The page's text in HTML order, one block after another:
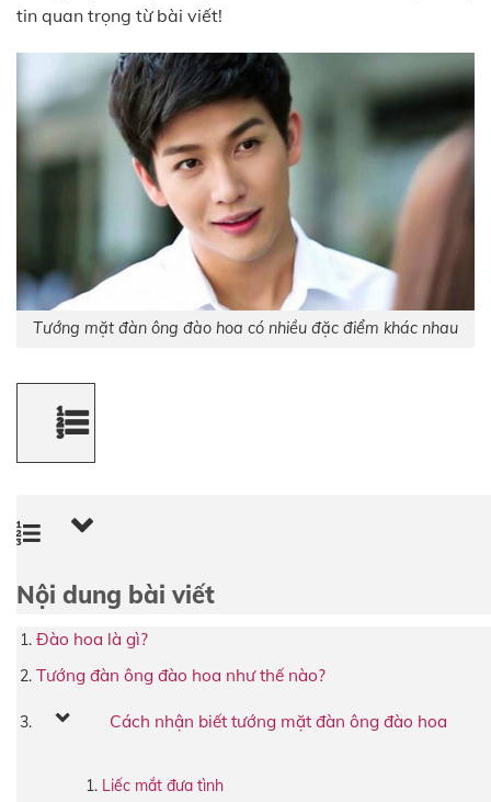
tin quan trọng từ bài viết!
Tướng mặt đàn ông đào hoa có nhiều đặc điểm khác nhau
Nội dung bài viết
Đào hoa là gì?
Tướng đàn ông đào hoa như thế nào?
Cách nhận biết tướng mặt đàn ông đào hoa
Liếc mắt đưa tình